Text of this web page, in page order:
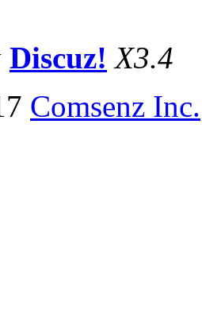
Discuz! X3.4
Comsenz Inc.